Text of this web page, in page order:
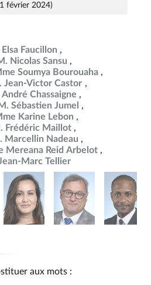
février 2024)
Faucillon
Nicolas Sansu
Soumya Bourouaha
Jean-Victor Castor
André Chassaigne
M. Sébastien Jumel
Karine Lebon
Frédéric Maillot
Marcellin Nadeau
Mereana Reid Arbelot
Marc Tellier
aux mots :